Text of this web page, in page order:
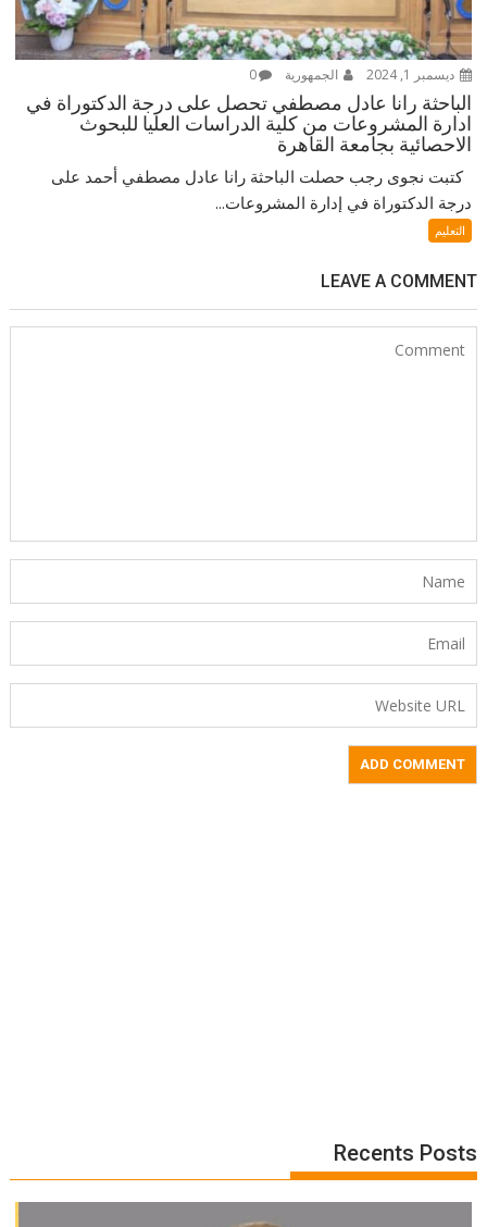
ديسمبر 1, 2024 الجمهورية 0
الباحثة رانا عادل مصطفي تحصل على درجة الدكتوراة في
ادارة المشروعات من كلية الدراسات العليا للبحوث
الاحصائية بجامعة القاهرة
كتبت نجوى رجب حصلت الباحثة رانا عادل مصطفي أحمد على
درجة الدكتوراة في إدارة المشروعات...
التعليم
LEAVE A COMMENT
Recents Posts